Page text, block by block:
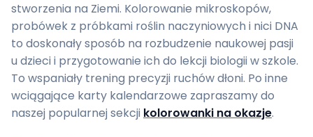
stworzenia na Ziemi. Kolorowanie mikroskopów,
probówek z próbkami roślin naczyniowych i nici DNA
to doskonały sposób na rozbudzenie naukowej pasji
u dzieci i przygotowanie ich do lekcji biologii w szkole.
To wspaniały trening precyzji ruchów dłoni. Po inne
wciągające karty kalendarzowe zapraszamy do
naszej popularnej sekcji kolorowanki na okazje.